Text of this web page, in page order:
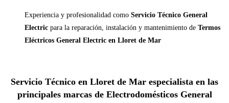
Experiencia y profesionalidad como Servicio Técnico General
Electric para la reparación, instalación y mantenimiento de Termos
Eléctricos General Electric en Lloret de Mar
Servicio Técnico en Lloret de Mar especialista en las
principales marcas de Electrodomésticos General